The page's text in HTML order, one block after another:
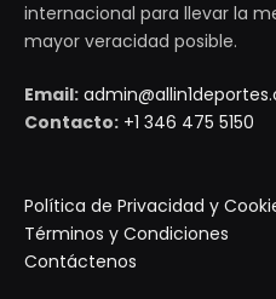
internacional para llevar la
mayor veracidad posible.
Email:
Contacto: +1 346 475 5150
Política de Privacidad y
Términos y Condiciones
Contáctenos